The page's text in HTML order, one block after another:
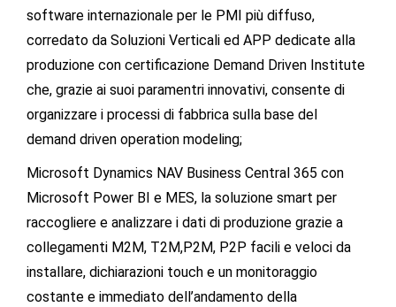
software internazionale per le PMI più diffuso,
corredato da Soluzioni Verticali ed APP dedicate alla
produzione con certificazione Demand Driven Institute
che, grazie ai suoi paramentri innovativi, consente di
organizzare i processi di fabbrica sulla base del
demand driven operation modeling;
Microsoft Dynamics NAV Business Central 365 con
Microsoft Power BI e MES, la soluzione smart per
raccogliere e analizzare i dati di produzione grazie a
collegamenti M2M, T2M,P2M, P2P facili e veloci da
installare, dichiarazioni touch e un monitoraggio
costante e immediato dell’andamento della